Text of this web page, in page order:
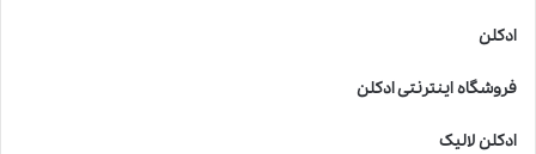
ادکلن
فروشگاه اینترنتی ادکلن
ادکلن لالیک